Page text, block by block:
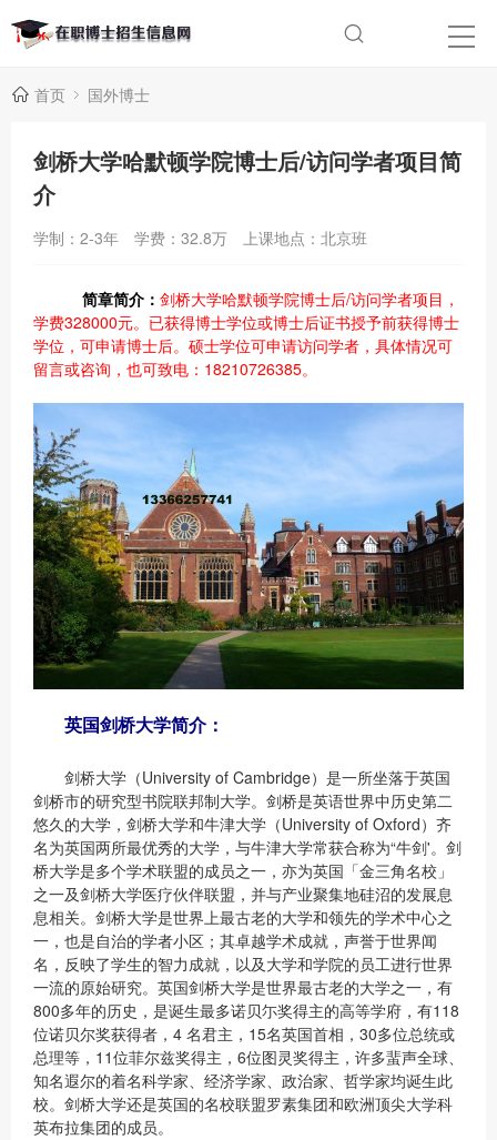
首页 国外博士
剑桥大学哈默顿学院博士后/访问学者项目简
介
学制：2-3年 学费：32.8万 上课地点：北京班
简章简介： 剑桥大学哈默顿学院博士后/访问学者项目，
学费328000元。已获得博士学位或博士后证书授予前获得博士
学位，可申请博士后。硕士学位可申请访问学者，具体情况可
留言或咨询，也可致电：18210726385。
英国剑桥大学简介：
剑桥大学（University of Cambridge）是一所坐落于英国
剑桥市的研究型书院联邦制大学。剑桥是英语世界中历史第二
悠久的大学，剑桥大学和牛津大学（University of Oxford）齐
名为英国两所最优秀的大学，与牛津大学常获合称为“牛剑'。剑
桥大学是多个学术联盟的成员之一，亦为英国「金三角名校」
之一及剑桥大学医疗伙伴联盟，并与产业聚集地硅沼的发展息
息相关。剑桥大学是世界上最古老的大学和领先的学术中心之
一，也是自治的学者小区；其卓越学术成就，声誉于世界闻
名，反映了学生的智力成就，以及大学和学院的员工进行世界
一流的原始研究。英国剑桥大学是世界最古老的大学之一，有
800多年的历史，是诞生最多诺贝尓奖得主的高等学府，有118
位诺贝尔奖获得者，4 名君主，15名英国首相，30多位总统或
总理等，11位菲尔兹奖得主，6位图灵奖得主，许多蜚声全球、
知名遐尔的着名科学家、经济学家、政治家、哲学家均诞生此
校。剑桥大学还是英国的名校联盟罗素集团和欧洲顶尖大学科
英布拉集团的成员。